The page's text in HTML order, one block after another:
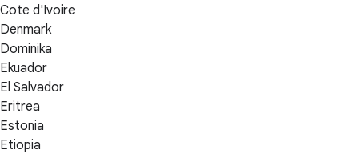
Cote d'Ivoire
Denmark
Dominika
Ekuador
El Salvador
Eritrea
Estonia
Etiopia